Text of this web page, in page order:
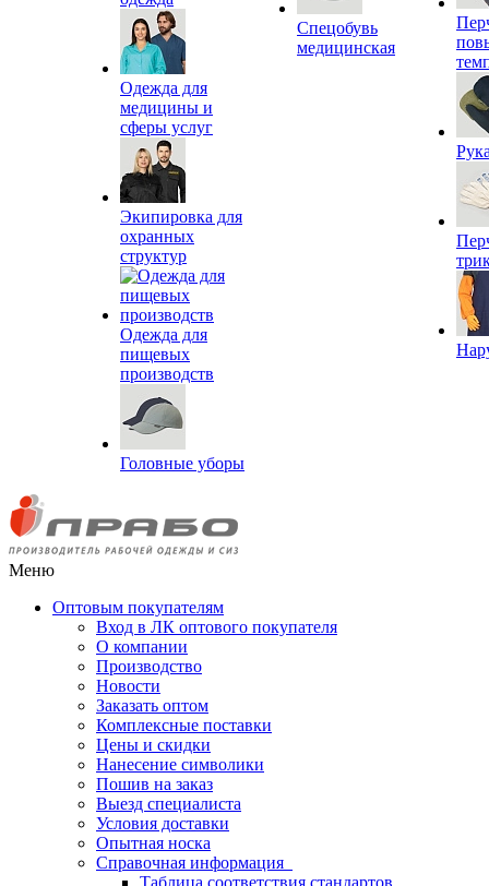
Одежда для
медицины и
сферы услуг
Экипировка для
охранных
структур
Одежда для
пищевых
производств
Головные уборы
Спецобувь
медицинская
Меню
Оптовым покупателям
Вход в ЛК оптового покупателя
О компании
Производство
Новости
Заказать оптом
Комплексные поставки
Цены и скидки
Нанесение символики
Пошив на заказ
Выезд специалиста
Условия доставки
Опытная носка
Справочная информация
Таблица соответствия стандартов